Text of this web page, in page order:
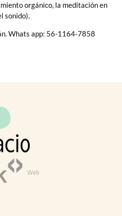
orgánico, la meditación en
sonido).
Whats app: 56-1164-7858
Web